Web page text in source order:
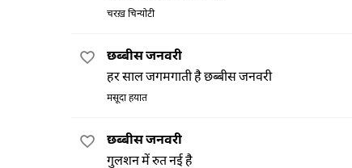
चरख़ चिन्योटी
छब्बीस जनवरी
हर साल जगमगाती है छब्बीस जनवरी
मसूदा हयात
छब्बीस जनवरी
गुलशन में रुत नई है